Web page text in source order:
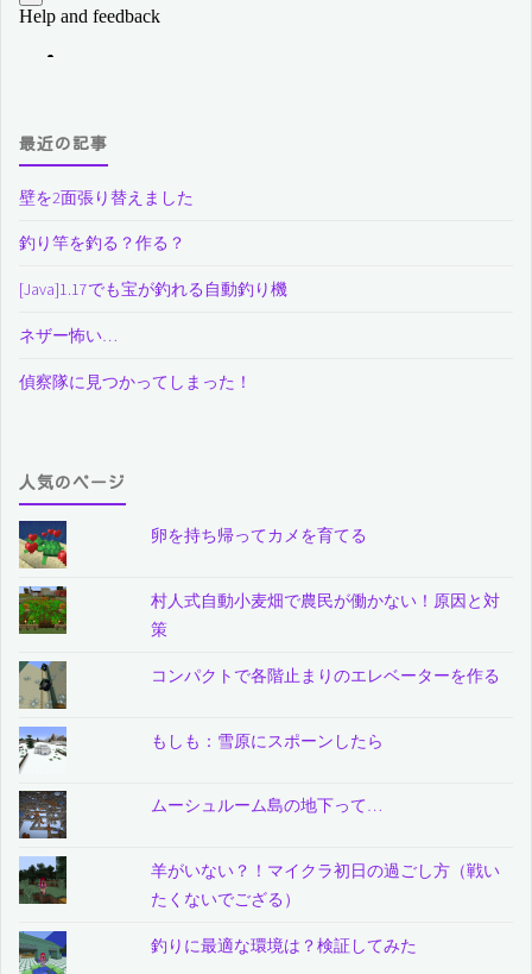
最近の記事
壁を2面張り替えました
釣り竿を釣る？作る？
[Java]1.17でも宝が釣れる自動釣り機
ネザー怖い…
偵察隊に見つかってしまった！
人気のページ
卵を持ち帰ってカメを育てる
村人式自動小麦畑で農民が働かない！原因と対
策
コンパクトで各階止まりのエレベーターを作る
もしも：雪原にスポーンしたら
ムーシュルーム島の地下って…
羊がいない？！マイクラ初日の過ごし方（戦い
たくないでござる）
釣りに最適な環境は？検証してみた